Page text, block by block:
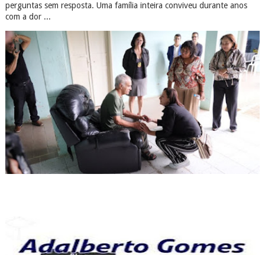
perguntas sem resposta. Uma família inteira conviveu durante anos
com a dor ...